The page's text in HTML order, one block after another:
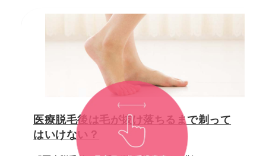
医療脱毛後は毛が抜け落ちるまで剃って
はいけない？